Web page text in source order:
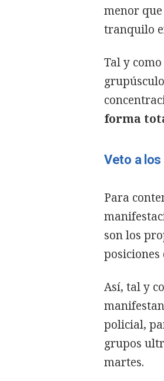
menor
tranquilo
Tal y
forma
Veto a
Para
son los
posiciones
Así, tal y
policial,
grupos
martes.